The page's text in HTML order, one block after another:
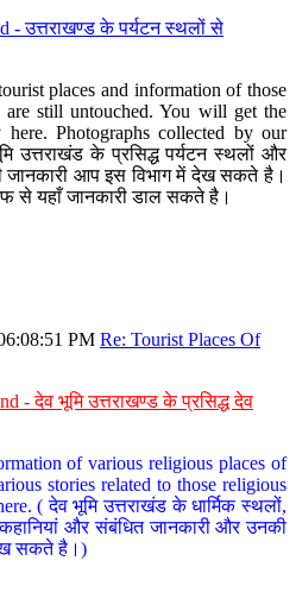
- उत्तराखण्ड के पर्यटन स्थलों से
places and information of those
still untouched. You will get the
Photographs collected by our
उत्तराखंड के प्रसिद्ध पर्यटन स्थलों और
आप इस विभाग में देख सकते है।
यहाँ जानकारी डाल सकते है।
PM Re: Tourist Places Of
- देव भूमि उत्तराखण्ड के प्रसिद्ध देव
of various religious places of
stories related to those religious
( देव भूमि उत्तराखंड के धार्मिक स्थलों,
और संबंधित जानकारी और उनकी
सकते है।)